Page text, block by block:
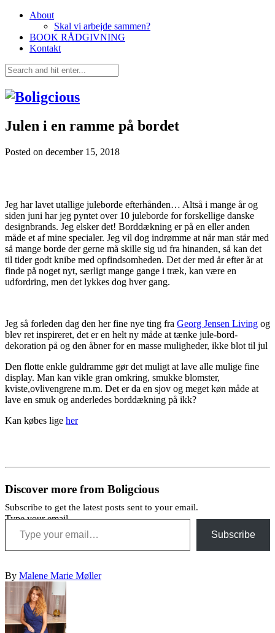
About
Skal vi arbejde sammen?
BOOK RÅDGIVNING
Kontakt
Julen i en ramme på bordet
Posted on december 15, 2018
Jeg har lavet utallige juleborde efterhånden… Altså i mange år og
siden juni har jeg pyntet over 10 juleborde for forskellige danske
designbrands. Jeg elsker det! Borddækning er på en eller anden
måde et af mine specialer. Jeg vil dog indrømme at når man står med
så mange borde der gerne må skille sig ud fra hinanden, så kan det
til tider godt knibe med opfindsomheden. Det der med år efter år at
finde på noget nyt, særligt mange gange i træk, kan være en
udfordring, men det lykkes dog hver gang.
Jeg så forleden dag den her fine nye ting fra Georg Jensen Living og
blev ret inspireret, det er en helt ny måde at tænke jule-bord-
dekoration på og den åbner for en masse muligheder, ikke blot til jul
Den flotte enkle guldramme gør det muligt at lave alle mulige fine
display. Man kan vikle gran omkring, smukke blomster,
kviste,ovlivengrene m.m. Det er da en sjov og meget køn måde at
lave en smuk og anderledes borddækning på ikk?
Kan købes lige her
Discover more from Boligcious
Subscribe to get the latest posts sent to your email.
Type your email…
Subscribe
By Malene Marie Møller